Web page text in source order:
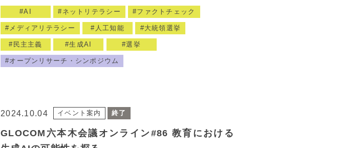
AI ネットリテラシー ファクトチェック
メディアリテラシー 人工知能 大統領選挙
民主主義 生成AI 選挙
オープンリサーチ・シンポジウム
2024.10.04 イベント案内 終了
GLOCOM六本木会議オンライン#86 教育における